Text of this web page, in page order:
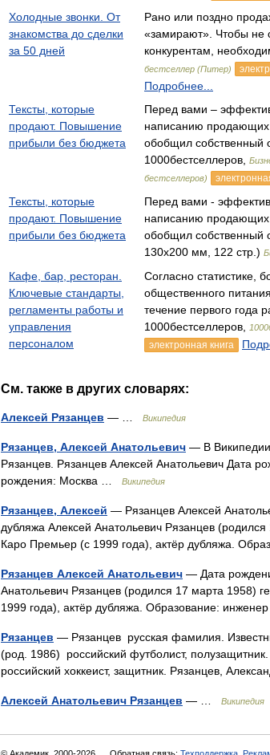
Холодные звонки. От
знакомства до сделки
за 50 дней
Рано или поздно
«замирают». Чтобы не
конкурентам,
бестселлер (Питер)
Подробнее...
Тексты, которые
продают. Повышение
прибыли без бюджета
Перед вами –
написанию продающих
обобщил
1000бестселлеров,
бестселлеров)
Тексты, которые
продают. Повышение
прибыли без бюджета
Перед вами -
написанию продающих
обобщил
130х200 мм, 122 стр.)
Кафе, бар, ресторан.
Ключевые стандарты,
регламенты работы и
управления
персоналом
Согласно статистике,
общественного
течение первого
1000бестселлеров,
электронная книга
См. также в других словарях:
Алексей Рязанцев — … Википедия
Рязанцев, Алексей Анатольевич — В Википедии
Рязанцев. Рязанцев Алексей Анатольевич Дата
рождения: Москва …
Википедия
Рязанцев, Алексей — Рязанцев Алексей
дубляжа Алексей Анатольевич Рязанцев
Каро Премьер (с 1999 года), актёр дубляжа.
Рязанцев Алексей Анатольевич — Дата
Анатольевич Рязанцев (родился 17 марта 1958)
1999 года), актёр дубляжа. Образование:
Рязанцев — Рязанцев русская фамилия.
(род. 1986) российский футболист,
российский хоккеист, защитник. Рязанцев,
Алексей Анатольевич Рязанцев — … Википедия